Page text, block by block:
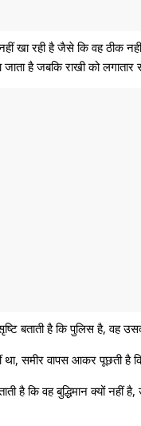
खा रही है जैसे कि वह ठीक
है जबकि राखी को लगातार
बताती है कि पुलिस है,
था, समीर वापस आकर पूछती है
है कि वह बुद्धिमान क्यों